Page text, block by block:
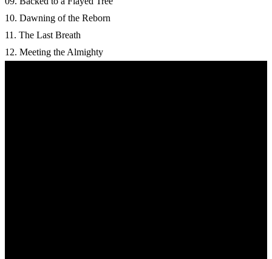
10. Dawning of the Reborn
11. The Last Breath
12. Meeting the Almighty